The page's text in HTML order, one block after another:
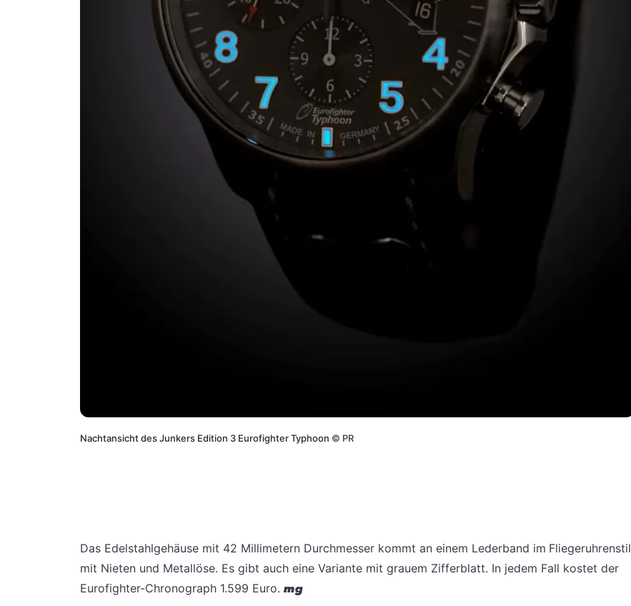
Nachtansicht des Junkers Edition 3 Eurofighter Typhoon © PR
Das Edelstahlgehäuse mit 42 Millimetern Durchmesser kommt an einem Lederband im Fliegeruhrenstil
mit Nieten und Metallöse. Es gibt auch eine Variante mit grauem Zifferblatt. In jedem Fall kostet der
Eurofighter-Chronograph 1.599 Euro. mg